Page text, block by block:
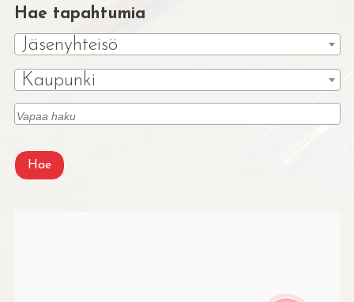
Hae tapahtumia
Jäsenyhteisö
Kaupunki
Hae